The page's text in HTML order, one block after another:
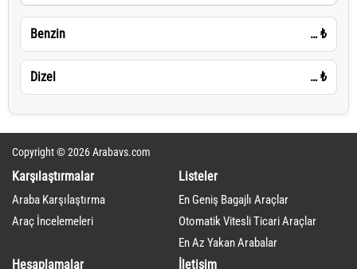
Benzin … ₺
Dizel … ₺
Copyright © 2026 Arabavs.com
Karşılaştırmalar
Araba Karşılaştırma
Araç İncelemeleri
Listeler
En Geniş Bagajlı Araçlar
Otomatik Vitesli Ticari Araçlar
En Az Yakan Arabalar
Hesaplamalar İletişim